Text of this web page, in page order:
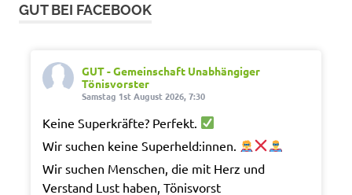
GUT BEI FACEBOOK
GUT - Gemeinschaft Unabhängiger
Tönisvorster
Samstag 1st August 2026, 7:30
Keine Superkräfte? Perfekt.
Wir suchen keine Superheld:innen.
Wir suchen Menschen, die mit Herz und
Verstand Lust haben, Tönisvorst